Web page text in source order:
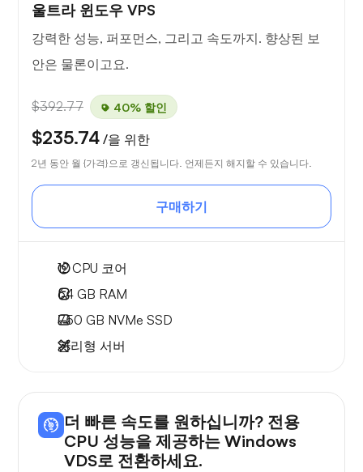
울트라 윈도우 VPS
강력한 성능, 퍼포먼스, 그리고 속도까지. 향상된 보
안은 물론이고요.
$392.77 40% 할인
$235.74 /을 위한
2년 동안 월 {가격}으로 갱신됩니다. 언제든지 해지할 수 있습니다.
구매하기
12CPU 코어
64 GB RAM
750 GB NVMe SSD
관리형 서버
더 빠른 속도를 원하십니까? 전용
CPU 성능을 제공하는 Windows
VDS로 전환하세요.